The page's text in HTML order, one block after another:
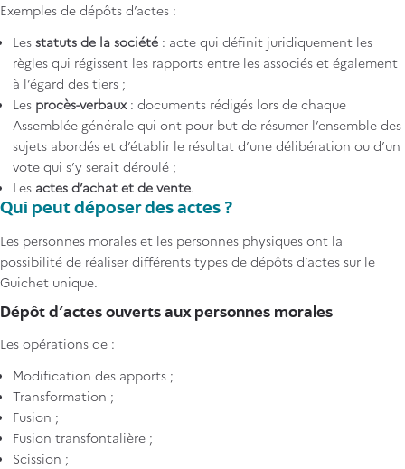
Exemples de dépôts d’actes :
Les statuts de la société : acte qui définit juridiquement les
règles qui régissent les rapports entre les associés et également
à l’égard des tiers ;
Les procès-verbaux: documents rédigés lors de chaque
Assemblée générale qui ont pour but de résumer l’ensemble des
sujets abordés et d’établir le résultat d’une délibération ou d’un
vote qui s’y serait déroulé ;
Les actes d’achat et de vente.
Qui peut déposer des actes ?
Les personnes morales et les personnes physiques ont la
possibilité de réaliser différents types de dépôts d’actes sur le
Guichet unique.
Dépôt d’actes ouverts aux personnes morales
Les opérations de :
Modification des apports ;
Transformation ;
Fusion ;
Fusion transfontalière ;
Scission ;